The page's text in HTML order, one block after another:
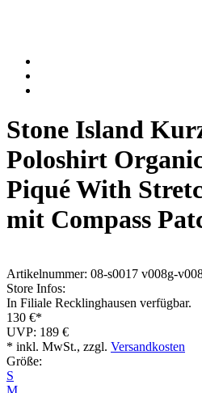
Stone Island
Poloshirt
Piqué With
mit Compass
Artikelnummer: 08-s0017 v008g-
Store Infos:
In Filiale Recklinghausen verfügbar.
130 €*
UVP: 189 €
* inkl. MwSt., zzgl. Versandkosten
Größe:
S
M